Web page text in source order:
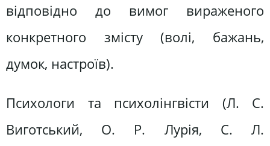
відповідно до вимог вираженого
конкретного змісту (волі, бажань,
думок, настроїв).
Психологи та психолінгвісти (Л. С.
Виготський, О. Р. Лурія, С. Л.